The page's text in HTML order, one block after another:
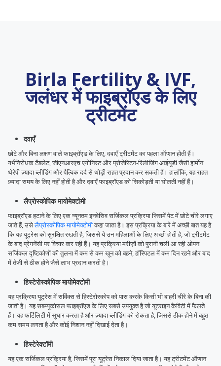
Birla Fertility & IVF,
जलंधर में फाइब्रॉएड के लिए
ट्रीटमेंट
दवाएँ
छोटे और बिना लक्षण वाले फाइब्रॉएड के लिए, दवाएँ ट्रीटमेंट का पहला ऑप्शन होती हैं।
गर्भनिरोधक टैबलेट, जीएनआरएच एगोनिस्ट और प्रोजेस्टिन-रिलीजिंग आईयूडी जैसी हार्मोन
थेरेपी ज़्यादा ब्लीडिंग और पैल्विक दर्द से थोड़ी राहत प्रदान कर सकती हैं। हालाँकि, यह राहत
ज़्यादा समय के लिए नहीं होती है और दवाएँ फाइब्रॉएड को सिकोड़ती या घोलती नहीं हैं।
लैप्रोस्कोपिक मायोमेक्टोमी
फाइब्रॉएड हटाने के लिए एक न्यूनतम इनवेसिव सर्जिकल प्रक्रिया जिसमें पेट में छोटे चीरे लगाए
जाते हैं, उसेलैप्रोस्कोपिक मायोमेक्टोमीकहा जाता है। इस प्रक्रिया के बारे में अच्छी बात यह है
कि यह यूट्रेस को सुरक्षित रखती है, जिससे ये उन महिलाओं के लिए अच्छी होती है, जो ट्रीटमेंट
के बाद प्रेगनेंसी पर विचार कर रही हैं। यह प्रक्रिया मरीज़ों को पुरानी चली आ रही ओपन
सर्जिकल दृष्टिकोणों की तुलना में कम से कम खून को बहने, हॉस्पिटल में कम दिन रहने और बाद
में तेजी से ठीक होने जैसे लाभ प्रदान करती है।
हिस्टेरोस्कोपिक मायोमेक्टोमी
यह प्रक्रिया यूट्रेस में सर्विक्स से हिस्टेरोस्कोप को पास करके किसी भी बाहरी चीरे के बिना की
जाती है। यह सबम्यूकोसल फाइब्रॉएड के लिए सबसे उपयुक्त है जो यूटराइन कैविटी में फैलते
हैं। यह फर्टिलिटी में सुधार करता है और ज़्यादा ब्लीडिंग को रोकता है, जिससे ठीक होने में बहुत
कम समय लगता है और कोई निशान नहीं दिखाई देता है।
हिस्टेरेक्टॉमी
यह एक सर्जिकल प्रक्रिया है, जिसमें पूरा यूट्रेस निकाल दिया जाता है। यह ट्रीटमेंट ऑप्शन